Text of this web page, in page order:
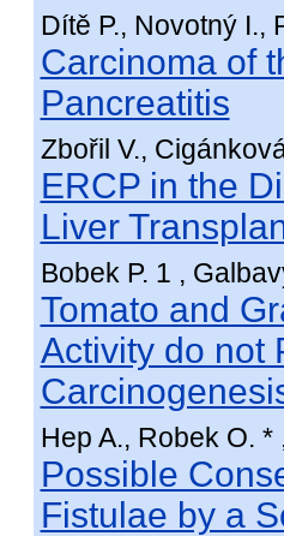
Dítě P., Novotný I.,
Carcinoma of
Pancreatitis
Zbořil V.,
ERCP in the
Liver
Bobek P. 1 ,
Tomato and
Activity do not
Hep A., Robek O. *
Possible
Fistulae by a